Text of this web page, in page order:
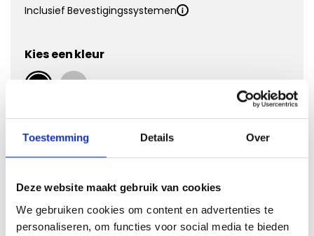
Toestemming Details Over
Deze website maakt gebruik van cookies
We gebruiken cookies om content en advertenties te
personaliseren, om functies voor social media te bieden
Inclusief Bevestigingssystemen
Kies een kleur
Kies Velours Premium